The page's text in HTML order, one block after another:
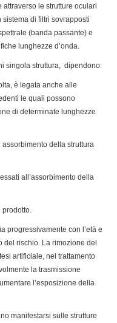
le strutture oculari
sistema di filtri sovrapposti
(banda passante) e
lunghezze d’onda.
singola struttura, dipendono:
è legata anche alle
le quali possono
di determinate lunghezze
della struttura
all’assorbimento della
prodotto.
progressivamente con l’età e
rischio. La rimozione del
artificiale, nel trattamento
la trasmissione
l’esposizione della
manifestarsi sulle strutture